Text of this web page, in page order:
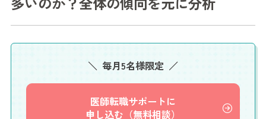
毎月5名様限定
医師転職サポートに
申し込む（無料相談）